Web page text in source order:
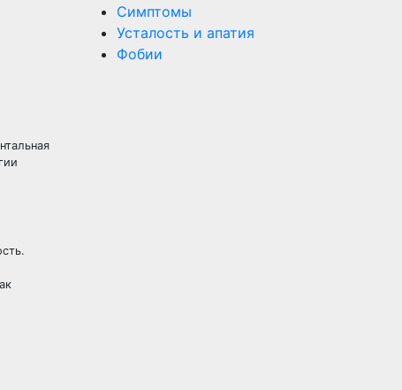
Симптомы
Усталость и апатия
Фобии